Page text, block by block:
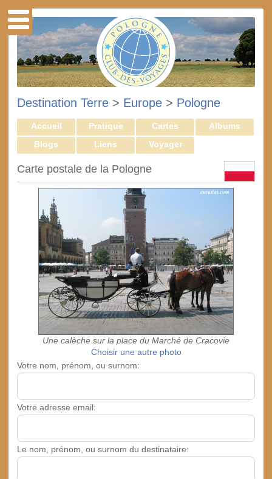
Destination Terre > Europe > Pologne
Accueil Pratique Cartes
Albums
Blogs
Liens Voyager
Carte postale de la Pologne
Une calèche sur la place du Marché de Cracovie
Choisir une autre photo
Votre nom, prénom, ou surnom:
Votre adresse email:
Le nom, prénom, ou surnom du destinataire: